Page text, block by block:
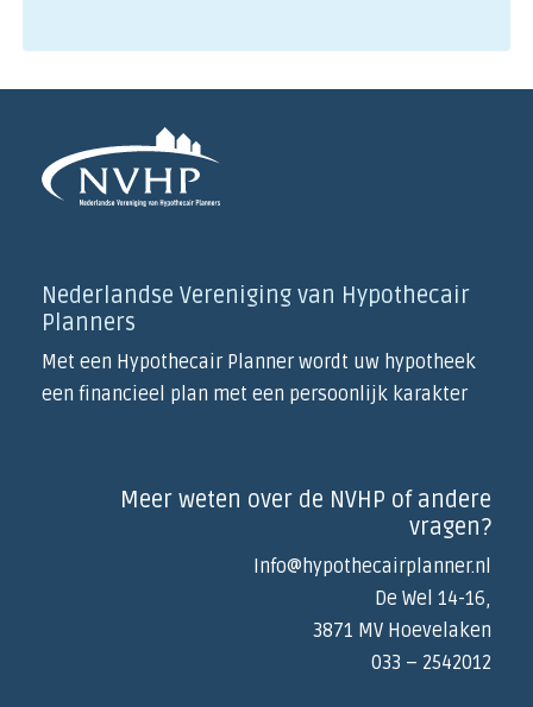
Nederlandse Vereniging van Hypothecair
Planners
Met een Hypothecair Planner wordt uw hypotheek
een financieel plan met een persoonlijk karakter
Meer weten over de NVHP of andere
vragen?
Info@hypothecairplanner.nl
De Wel 14-16,
3871 MV Hoevelaken
033 – 2542012